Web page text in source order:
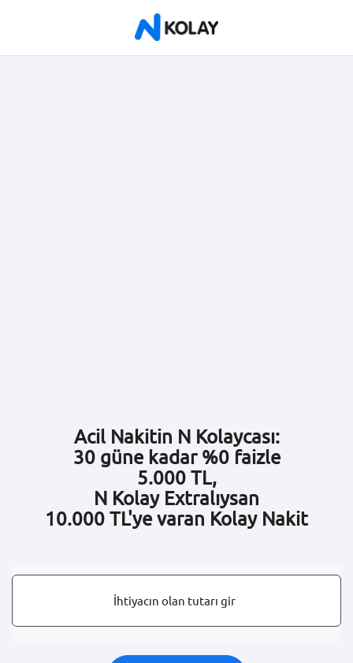
Acil Nakitin N Kolaycası:
30 güne kadar %0 faizle
5.000 TL,
N Kolay Extralıysan
10.000 TL'ye varan Kolay Nakit
İhtiyacın olan tutarı gir